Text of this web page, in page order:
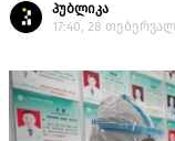
პუბლიკა
17:40, 28